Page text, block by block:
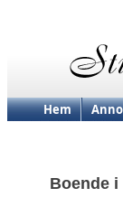
Hem
Boende